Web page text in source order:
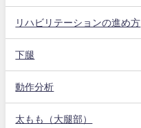
リハビリテーションの進め方
下腿
動作分析
太もも（大腿部）